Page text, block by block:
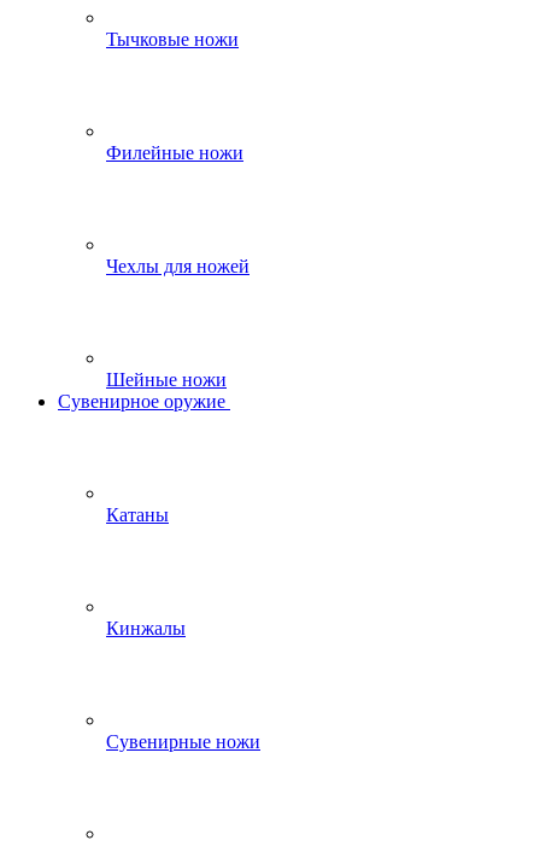
Тычковые ножи
Филейные ножи
Чехлы для ножей
Шейные ножи
Сувенирное оружие
Катаны
Кинжалы
Сувенирные ножи